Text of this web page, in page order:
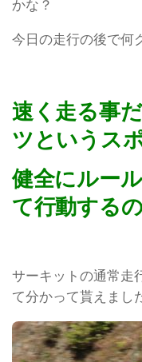
かな？
今日の走行の後で何
速く走る事
ツというス
健全にルー
て行動する
サーキットの通常走
て分かって貰えまし